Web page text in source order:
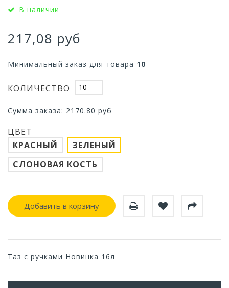
В наличии
217,08 руб
Минимальный заказ для товара 10
КОЛИЧЕСТВО
Сумма заказа: 2170.80 руб
ЦВЕТ
КРАСНЫЙ
ЗЕЛЕНЫЙ
СЛОНОВАЯ КОСТЬ
Добавить в корзину
Таз с ручками Новинка 16л